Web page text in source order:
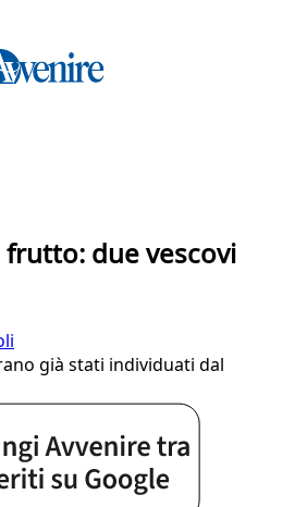
due vescovi
già stati individuati dal